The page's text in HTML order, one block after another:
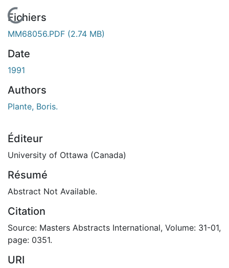
En cours de chargement...
Fichiers
MM68056.PDF (2.74 MB)
Date
1991
Authors
Plante, Boris.
Éditeur
University of Ottawa (Canada)
Résumé
Abstract Not Available.
Citation
Source: Masters Abstracts International, Volume: 31-01,
page: 0351.
URI